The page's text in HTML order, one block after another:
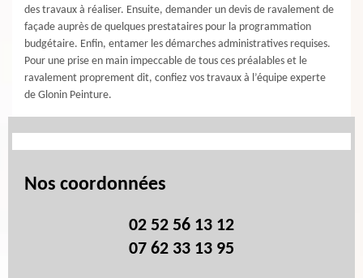
des travaux à réaliser. Ensuite, demander un devis de ravalement de
façade auprès de quelques prestataires pour la programmation
budgétaire. Enfin, entamer les démarches administratives requises.
Pour une prise en main impeccable de tous ces préalables et le
ravalement proprement dit, confiez vos travaux à l’équipe experte
de Glonin Peinture.
Nos coordonnées
02 52 56 13 12
07 62 33 13 95